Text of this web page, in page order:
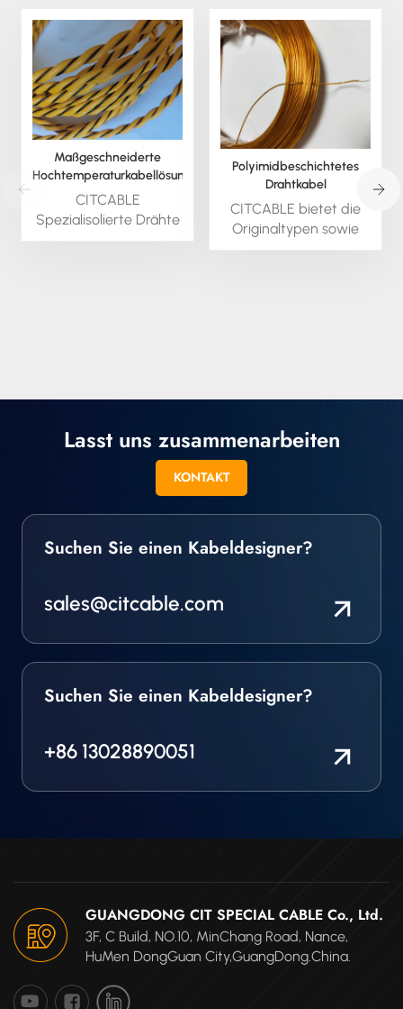
Maßgeschneiderte
Hochtemperaturkabellösungen
für anspruchsvolle
Herausforderungen
CITCABLE
Spezialisolierte Drähte
sind kundenspezifisch
und in anderen
Polyimidbeschichtetes
Drahtkabel
CITCABLE bietet die
Originaltypen sowie
eine breite Palette
Lasst uns zusammenarbeiten
KONTAKT
Suchen Sie einen Kabeldesigner?
sales@citcable.com
Suchen Sie einen Kabeldesigner?
+86 13028890051
GUANGDONG CIT SPECIAL CABLE Co., Ltd.
3F, C Build, NO.10, MinChang Road, Nance,
HuMen DongGuan City,GuangDong.China.